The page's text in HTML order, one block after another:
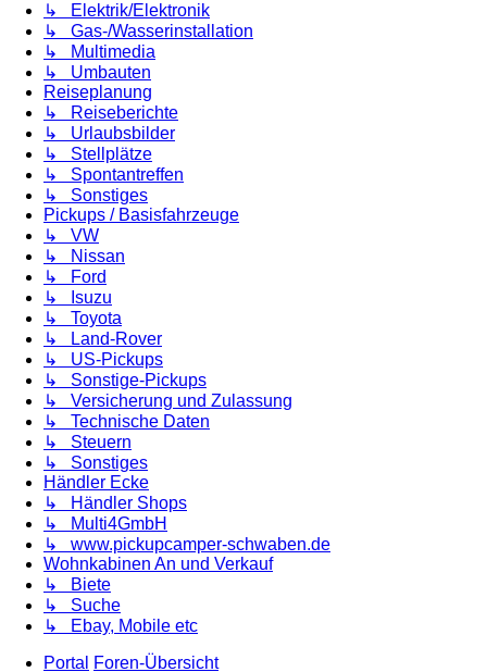
↳ Elektrik/Elektronik
↳ Gas-/Wasserinstallation
↳ Multimedia
↳ Umbauten
Reiseplanung
↳ Reiseberichte
↳ Urlaubsbilder
↳ Stellplätze
↳ Spontantreffen
↳ Sonstiges
Pickups / Basisfahrzeuge
↳ VW
↳ Nissan
↳ Ford
↳ Isuzu
↳ Toyota
↳ Land-Rover
↳ US-Pickups
↳ Sonstige-Pickups
↳ Versicherung und Zulassung
↳ Technische Daten
↳ Steuern
↳ Sonstiges
Händler Ecke
↳ Händler Shops
↳ Multi4GmbH
↳ www.pickupcamper-schwaben.de
Wohnkabinen An und Verkauf
↳ Biete
↳ Suche
↳ Ebay, Mobile etc
Portal
Foren-Übersicht